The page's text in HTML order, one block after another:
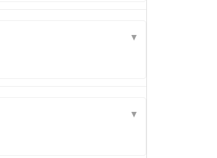
▼
▼